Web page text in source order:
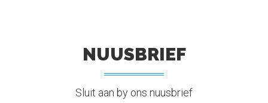
NUUSBRIEF
Sluit aan by ons nuusbrief